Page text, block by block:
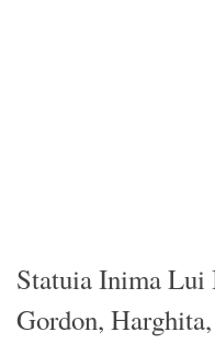
Statuia Inima Lui
Gordon,